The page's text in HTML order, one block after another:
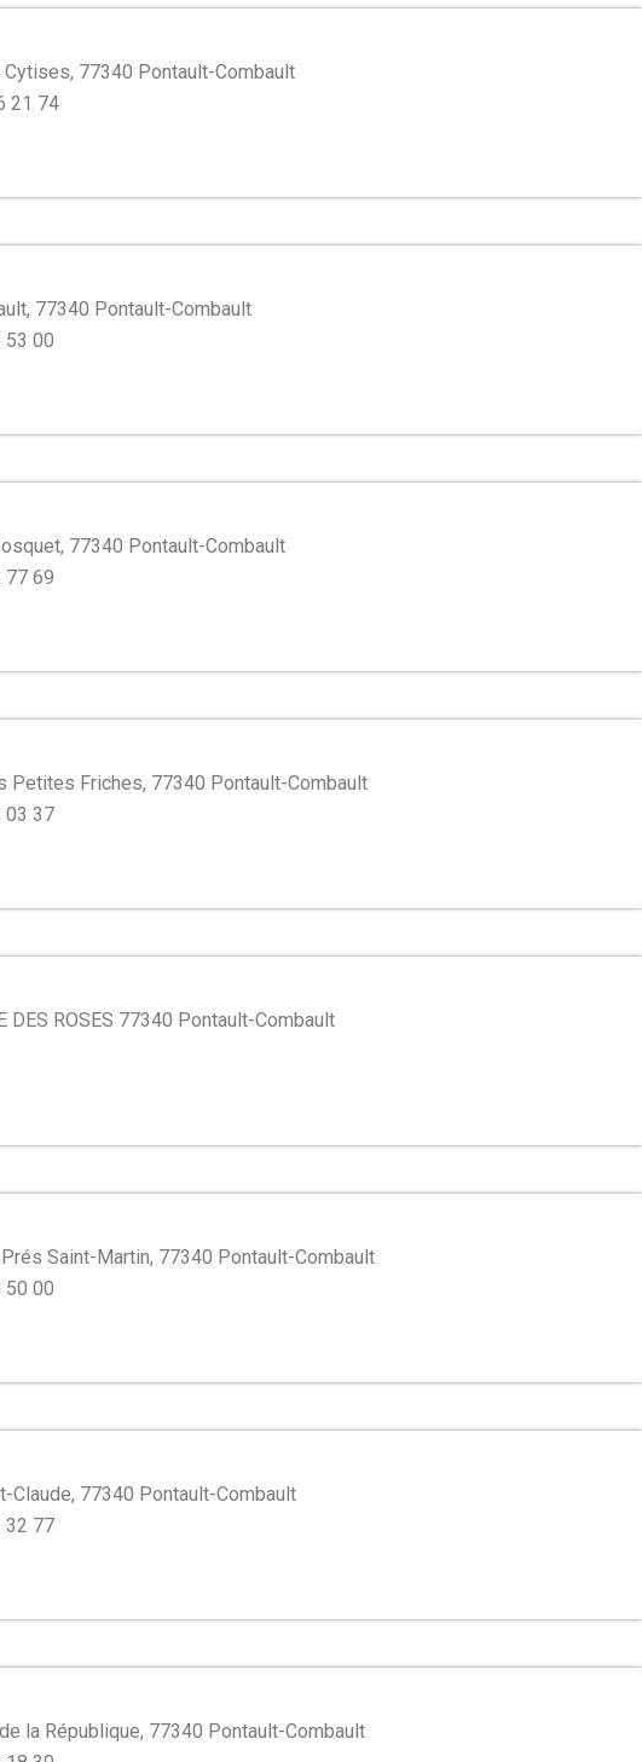
77340 Pontault-Combault
21 74
77340 Pontault-Combault
53 00
77340 Pontault-Combault
77 69
Petites Friches, 77340 Pontault-Combault
03 37
DES ROSES 77340 Pontault-Combault
Saint-Martin, 77340 Pontault-Combault
50 00
Claude, 77340 Pontault-Combault
32 77
la République, 77340 Pontault-Combault